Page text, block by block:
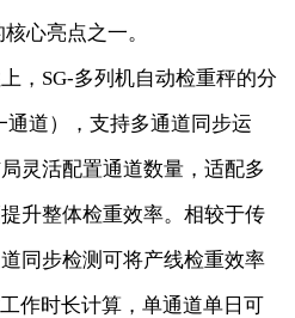
心亮点之一。
，SG-多列机自动检重秤的分
道），支持多通道同步运
灵活配置通道数量，适配多
升整体检重效率。相较于传
同步检测可将产线检重效率
作时长计算，单通道单日可